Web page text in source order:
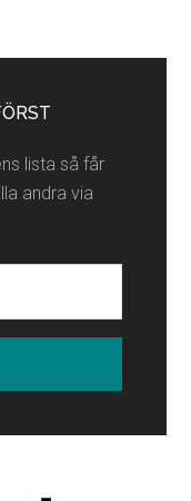
lista så får
andra via